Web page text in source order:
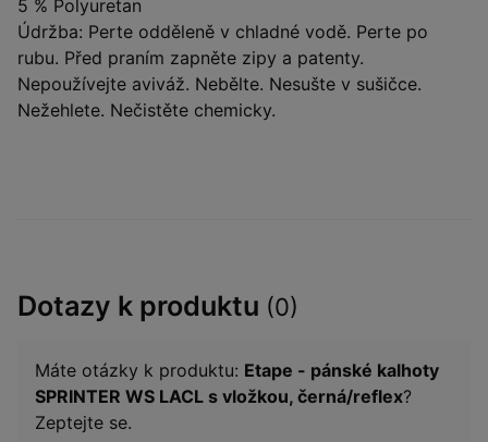
5 % Polyuretan
Údržba: Perte odděleně v chladné vodě. Perte po
rubu. Před praním zapněte zipy a patenty.
Nepoužívejte aviváž. Nebělte. Nesušte v sušičce.
Nežehlete. Nečistěte chemicky.
Dotazy k produktu (0)
Máte otázky k produktu: Etape - pánské kalhoty
SPRINTER WS LACL s vložkou, černá/reflex?
Zeptejte se.